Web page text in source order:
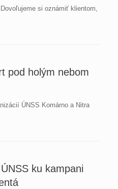
si oznámiť klientom,
pod holým nebom
ÚNSS Komárno a Nitra
ku kampani